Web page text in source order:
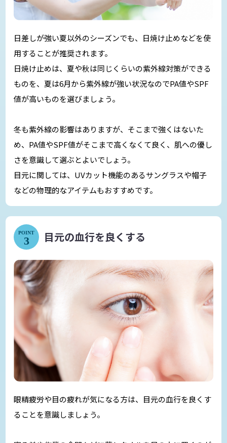
日差しが強い夏以外のシーズンでも、日焼け止めなどを使
用することが推奨されます。
日焼け止めは、夏や秋は同じくらいの紫外線対策ができる
ものを、夏は6月から紫外線が強い状況なのでPA値やSPF
値が高いものを選びましょう。
冬も紫外線の影響はありますが、そこまで強くはないた
め、PA値やSPF値がそこまで高くなくて良く、肌への優し
さを意識して選ぶとよいでしょう。
目元に関しては、UVカット機能のあるサングラスや帽子
などの物理的なアイテムもおすすめです。
POINT
3 目元の血行を良くする
眼精疲労や目の疲れが気になる方は、目元の血行を良くす
ることを意識しましょう。